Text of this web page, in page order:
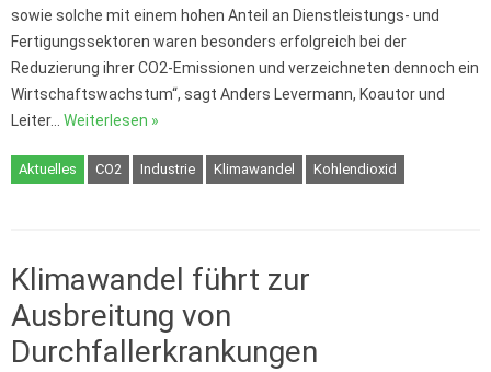
sowie solche mit einem hohen Anteil an Dienstleistungs- und
Fertigungssektoren waren besonders erfolgreich bei der
Reduzierung ihrer CO2-Emissionen und verzeichneten dennoch ein
Wirtschaftswachstum“, sagt Anders Levermann, Koautor und
Leiter… Weiterlesen »
Aktuelles CO2 Industrie Klimawandel Kohlendioxid
Klimawandel führt zur
Ausbreitung von
Durchfallerkrankungen